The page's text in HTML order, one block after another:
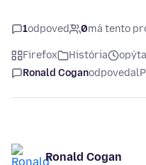
1odpoveď 0má tento
Firefox História
Ronald Coganodpovedal
Ronald Cogan